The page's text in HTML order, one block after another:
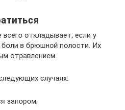
откладывает, если у
боли в брюшной полости. Их
отравлением.
случаях:
запором;